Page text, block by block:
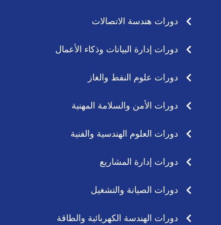
دورات هندسة الاتصالات
دورات إدارة البيانات وذكاء الأعمال
دورات علوم النفط والغاز
دورات الأمن والسلامة المهنية
دورات العلوم الهندسية والفنية
دورات إدارة المشاريع
دورات الصيانة والتشغيل
دورات الهندسة الكهربائية والطاقة